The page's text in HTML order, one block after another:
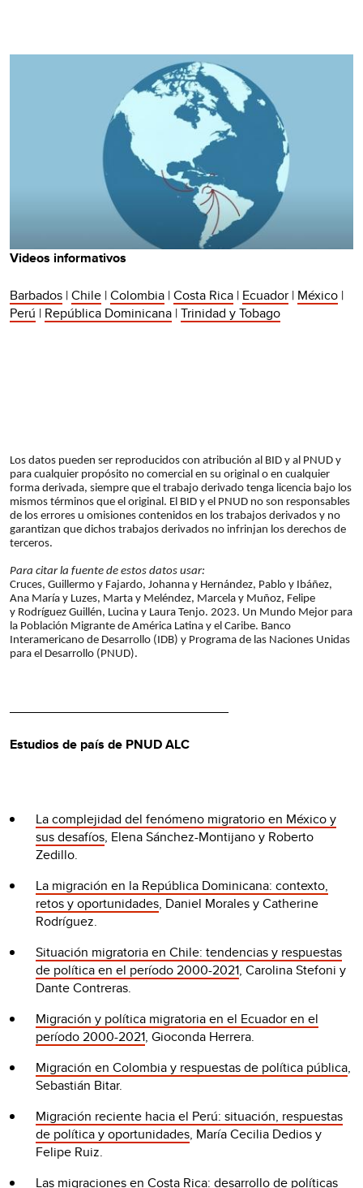
Videos informativos
Barbados |Chile |Colombia |Costa Rica | Ecuador | México |
Perú | República Dominicana |Trinidad y Tobago
Los datos pueden ser reproducidos con atribución al BID y al PNUD y
para cualquier propósito no comercial en su original o en cualquier
forma derivada, siempre que el trabajo derivado tenga licencia bajo los
mismos términos que el original. El BID y el PNUD no son responsables
de los errores u omisiones contenidos en los trabajos derivados y no
garantizan que dichos trabajos derivados no infrinjan los derechos de
terceros.
Para citar la fuente de estos datos usar:
Cruces, Guillermo y Fajardo, Johanna y Hernández, Pablo y Ibáñez,
Ana María y Luzes, Marta y Meléndez, Marcela y Muñoz, Felipe
y Rodríguez Guillén, Lucina y Laura Tenjo. 2023. Un Mundo Mejor para
la Población Migrante de América Latina y el Caribe. Banco
Interamericano de Desarrollo (IDB) y Programa de las Naciones Unidas
para el Desarrollo (PNUD).
Estudios de país de PNUD ALC
La complejidad del fenómeno migratorio en México y
sus desafíos, Elena Sánchez-Montijano y Roberto
Zedillo.
La migración en la República Dominicana: contexto,
retos y oportunidades, Daniel Morales y Catherine
Rodríguez.
Situación migratoria en Chile: tendencias y respuestas
de política en el período 2000-2021, Carolina Stefoni y
Dante Contreras.
Migración y política migratoria en el Ecuador en el
período 2000-2021, Gioconda Herrera.
Migración en Colombia y respuestas de política pública,
Sebastián Bitar.
Migración reciente hacia el Perú: situación, respuestas
de política y oportunidades, María Cecilia Dedios y
Felipe Ruiz.
Las migraciones en Costa Rica: desarrollo de políticas